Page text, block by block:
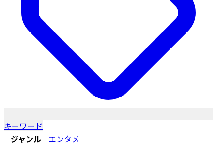
キーワード
ジャンル
エンタメ